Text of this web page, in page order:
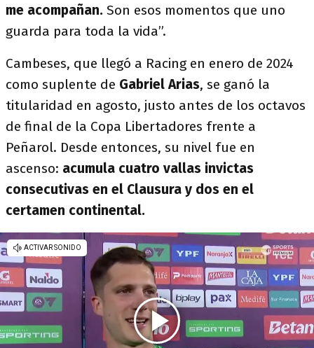
me acompañan. Son esos momentos que uno
guarda para toda la vida”.
Cambeses, que llegó a Racing en enero de 2024
como suplente de Gabriel Arias, se ganó la
titularidad en agosto, justo antes de los octavos
de final de la Copa Libertadores frente a
Peñarol. Desde entonces, su nivel fue en
ascenso: acumula cuatro vallas invictas
consecutivas en el Clausura y dos en el
certamen continental.